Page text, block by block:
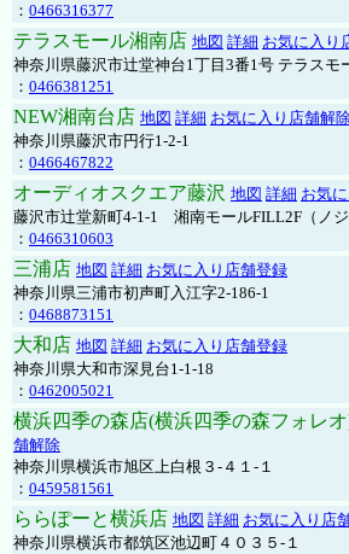
： 0466316377
テラスモール湘南店 地図 詳細 お気に入り
神奈川県藤沢市辻堂神台1丁目3番1号 テラスモ
： 0466381251
NEW湘南台店 地図 詳細 お気に入り店舗解
神奈川県藤沢市円行1-2-1
： 0466467822
オーディオスクエア藤沢 地図 詳細 お気
藤沢市辻堂新町4-1-1 湘南モールFILL2F（ノジ
： 0466310603
三浦店 地図 詳細 お気に入り店舗登録
神奈川県三浦市初声町入江字2-186-1
： 0468873151
大和店 地図 詳細 お気に入り店舗登録
神奈川県大和市深見台1-1-18
： 0462005021
横浜四季の森店(横浜四季の森フォレ
舗解除
神奈川県横浜市旭区上白根３-４１-１
： 0459581561
ららぽーと横浜店 地図 詳細 お気に入り店
神奈川県横浜市都筑区池辺町４０３５-１